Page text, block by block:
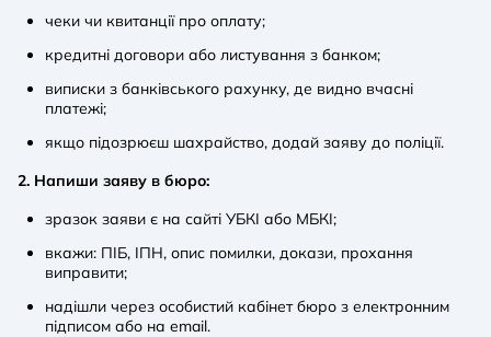
чеки чи квитанції про оплату;
кредитні договори або листування з банком;
виписки з банківського рахунку, де видно вчасні
платежі;
якщо підозрюєш шахрайство, додай заяву до поліції.
2. Напиши заяву в бюро:
зразок заяви є на сайті УБКІ або МБКІ;
вкажи: ПІБ, ІПН, опис помилки, докази, прохання
виправити;
надішли через особистий кабінет бюро з електронним
підписом або на email.